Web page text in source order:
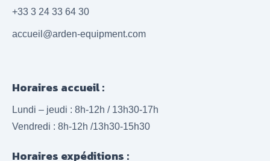
+33 3 24 33 64 30
accueil@arden-equipment.com
Horaires accueil :
Lundi – jeudi : 8h-12h / 13h30-17h
Vendredi : 8h-12h /13h30-15h30
Horaires expéditions :